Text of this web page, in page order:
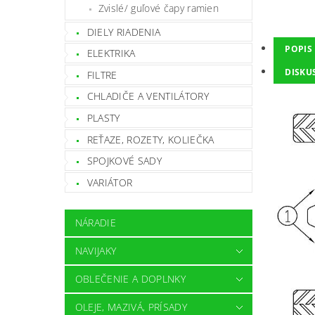
Zvislé/ guľové čapy ramien
DIELY RIADENIA
ELEKTRIKA
FILTRE
CHLADIČE A VENTILÁTORY
PLASTY
REŤAZE, ROZETY, KOLIEČKA
SPOJKOVÉ SADY
VARIÁTOR
NÁRADIE
NAVIJAKY
OBLEČENIE A DOPLNKY
OLEJE, MAZIVÁ, PRÍSADY
POPIS